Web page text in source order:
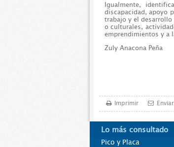
Igualmente,
discapacidad, apoyo
trabajo y el
o culturales,
emprendimientos y a
Zuly Anacona Peña
Imprimir Enviar
Lo más consultado
Pico y Placa